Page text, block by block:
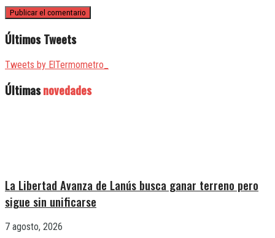
Últimos Tweets
Tweets by ElTermometro_
Últimasnovedades
La Libertad Avanza de Lanús busca ganar terreno pero
sigue sin unificarse
7 agosto, 2026